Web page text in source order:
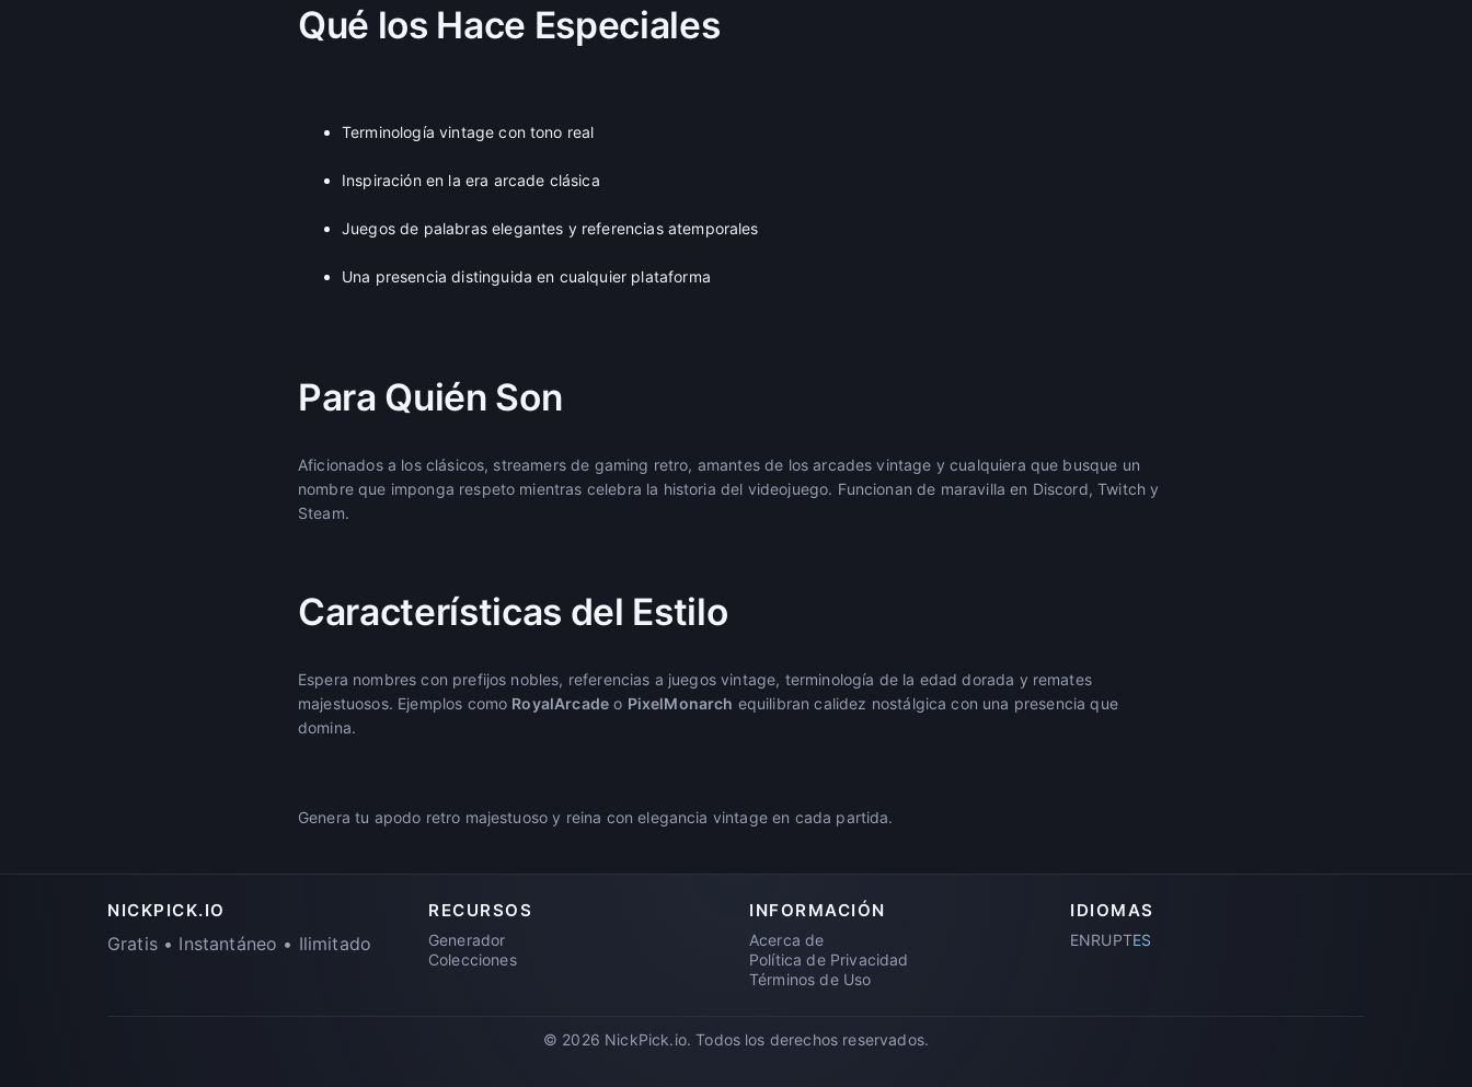
Qué los Hace Especiales
Terminología vintage con tono real
Inspiración en la era arcade clásica
Juegos de palabras elegantes y referencias atemporales
Una presencia distinguida en cualquier plataforma
Para Quién Son
Aficionados a los clásicos, streamers de gaming retro, amantes de los arcades vintage y cualquiera que busque un
nombre que imponga respeto mientras celebra la historia del videojuego. Funcionan de maravilla en Discord, Twitch y
Steam.
Características del Estilo
Espera nombres con prefijos nobles, referencias a juegos vintage, terminología de la edad dorada y remates
majestuosos. Ejemplos como RoyalArcade o PixelMonarch equilibran calidez nostálgica con una presencia que
domina.
Genera tu apodo retro majestuoso y reina con elegancia vintage en cada partida.
NICKPICK.IO
Gratis • Instantáneo • Ilimitado
RECURSOS
Generador
Colecciones
INFORMACIÓN
Acerca de
Política de Privacidad
Términos de Uso
IDIOMAS
ENRUPTES
© 2026 NickPick.io. Todos los derechos reservados.